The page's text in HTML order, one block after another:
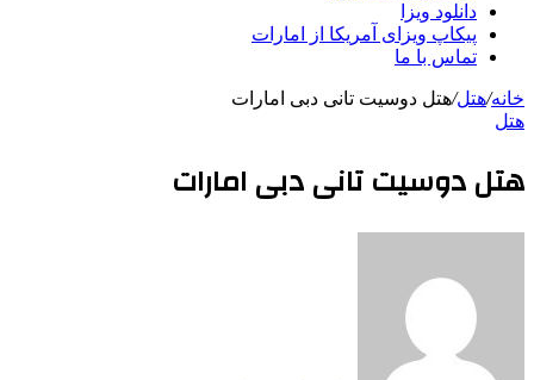
دانلود ویزا
پیکاپ ویزای آمریکا از امارات
تماس با ما
/هتل/هتل دوسیت تانی دبی امارات
دوسیت تانی دبی امارات